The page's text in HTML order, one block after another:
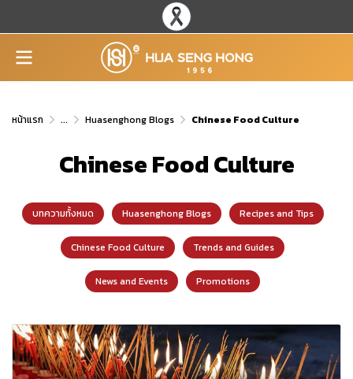
หน้าแรก ... Huasenghong Blogs Chinese Food Culture
Chinese Food Culture
บทความทั้งหมด Huasenghong Blogs Recipes and Tips
Chinese Food Culture Trends and Guides
News and Events Promotions